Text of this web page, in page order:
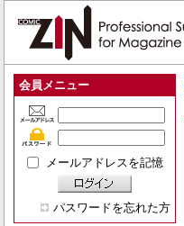
会員メニュー
メールアドレスを記憶
パスワードを忘れた方